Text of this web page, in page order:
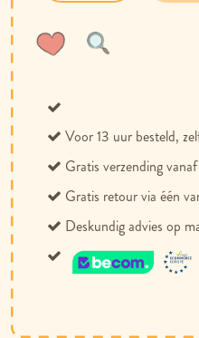
Voor 13 uur besteld,
Gratis verzending
Gratis retour via één
Deskundig advies op